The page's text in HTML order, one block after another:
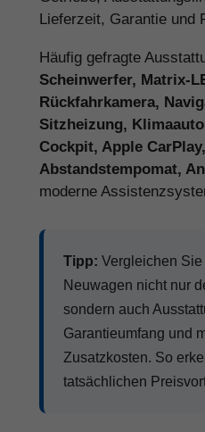
Lieferzeit, Garantie und
Häufig gefragte
Scheinwerfer, Matrix-
Rückfahrkamera,
Sitzheizung,
Cockpit, Apple
Abstandstempomat,
moderne
Tipp: Vergleichen
Neuwagen nicht nur
sondern auch
Garantieumfang und
Zusatzkosten. So
tatsächlichen